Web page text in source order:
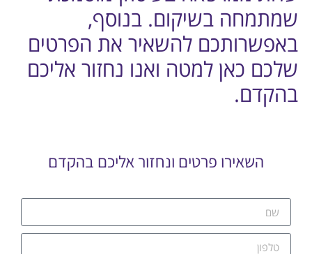
שמתמחה בשיקום. בנוסף,
באפשרותכם להשאיר את הפרטים
שלכם כאן למטה ואנו נחזור אליכם
בהקדם.
השאירו פרטים ונחזור אליכם בהקדם